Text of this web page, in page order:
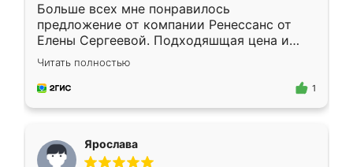
Больше всех мне понравилось
предложение от компании Ренессанс от
Елены Сергеевой. Подходяшщая цена и
короткие сроки изготовления. Приехавший
для замера сотрудник Владислав
предложил по моему эскизу самый
Читать полностью
1
Ярослава